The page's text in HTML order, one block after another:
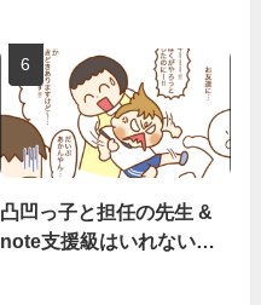
凸凹っ子と担任の先生 &
note支援級はいれない…